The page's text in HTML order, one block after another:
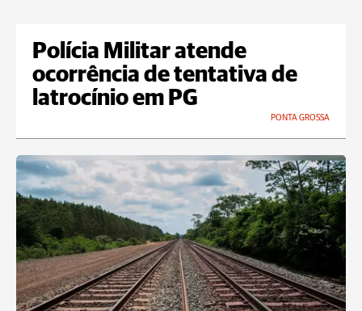
Polícia Militar atende
ocorrência de tentativa de
latrocínio em PG
PONTA GROSSA